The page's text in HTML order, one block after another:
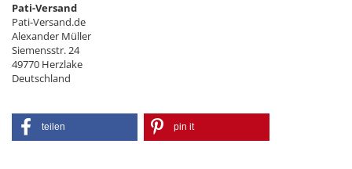
Pati-Versand
Pati-Versand.de
Alexander Müller
Siemensstr. 24
49770 Herzlake
Deutschland
teilen pin it